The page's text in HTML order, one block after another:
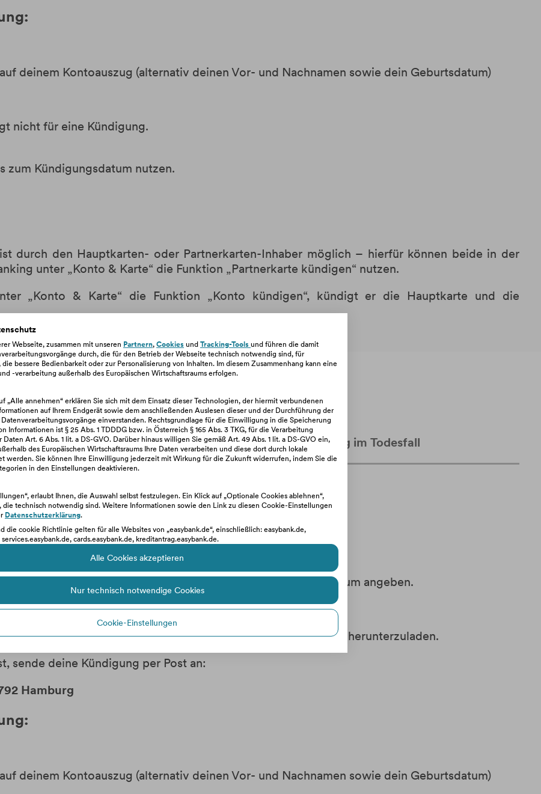
deinem Kontoauszug (alternativ deinen Vor- und Nachnamen sowie dein Geburtsdatum)
nicht für eine Kündigung.
zum Kündigungsdatum nutzen.
durch den Hauptkarten- oder Partnerkarten-Inhaber möglich – hierfür können beide in der
unter „Konto & Karte“ die Funktion „Partnerkarte kündigen“ nutzen.
„Konto & Karte“ die Funktion „Konto kündigen“, kündigt er die Hauptkarte und die
Dispo-Konto
Konto Details zur Kündigung Konto-Schließung im Todesfall
Bankingein.
Konto kündigen und das gewünschte Kündigungsdatum angeben.
Zugriff auf das Online-Banking, um deine Kontoauszüge herunterzuladen.
sende deine Kündigung per Post an:
Hamburg
deinem Kontoauszug (alternativ deinen Vor- und Nachnamen sowie dein Geburtsdatum)
Webseite, zusammen mit unseren Partnern, Cookies und Tracking-Tools und führen die damit
durch, die für den Betrieb der Webseite technisch notwendig sind, für
bessere Bedienbarkeit oder zur Personalisierung von Inhalten. Im diesem Zusammenhang kann eine
-verarbeitung außerhalb des Europäischen Wirtschaftsraums erfolgen.
„Alle annehmen“ erklären Sie sich mit dem Einsatz dieser Technologien, der hiermit verbundenen
auf Ihrem Endgerät sowie dem anschließenden Auslesen dieser und der Durchführung der
einverstanden. Rechtsgrundlage für die Einwilligung in die Speicherung
Informationen ist § 25 Abs. 1 TDDDG bzw. in Österreich § 165 Abs. 3 TKG, für die Verarbeitung
Art. 6 Abs. 1 lit. a DS-GVO. Darüber hinaus willigen Sie gemäß Art. 49 Abs. 1 lit. a DS-GVO ein,
des Europäischen Wirtschaftsraums Ihre Daten verarbeiten und diese dort durch lokale
werden. Sie können Ihre Einwilligung jederzeit mit Wirkung für die Zukunft widerrufen, indem Sie die
in den Einstellungen deaktivieren.
erlaubt Ihnen, die Auswahl selbst festzulegen. Ein Klick auf „Optionale Cookies ablehnen“,
die technisch notwendig sind. Weitere Informationen sowie den Link zu diesen Cookie-Einstellungen
Datenschutzerklärung.
die cookie Richtlinie gelten für alle Websites von „easybank.de“, einschließlich: easybank.de,
cards.easybank.de, kreditantrag.easybank.de.
Alle Cookies akzeptieren
Nur technisch notwendige Cookies
Cookie-Einstellungen